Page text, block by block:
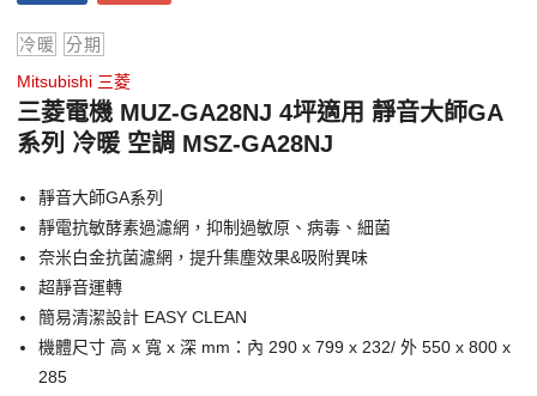
冷暖
分期
Mitsubishi 三菱
三菱電機 MUZ-GA28NJ 4坪適用 靜音大師GA
系列 冷暖 空調 MSZ-GA28NJ
靜音大師GA系列
靜電抗敏酵素過濾網，抑制過敏原、病毒、細菌
奈米白金抗菌濾網，提升集塵效果&吸附異味
超靜音運轉
簡易清潔設計 EASY CLEAN
機體尺寸 高 x 寬 x 深 mm：內 290 x 799 x 232/ 外 550 x 800 x
285